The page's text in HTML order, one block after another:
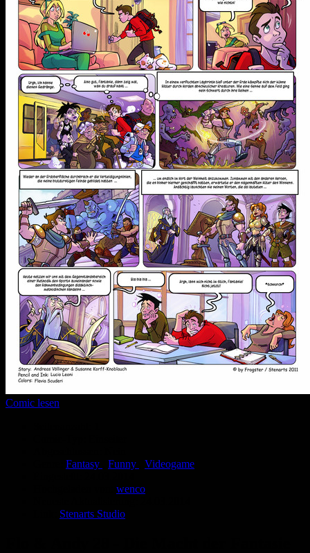
Comic lesen
Fantasy Funny
Videogame
wenco
Stenarts Studio